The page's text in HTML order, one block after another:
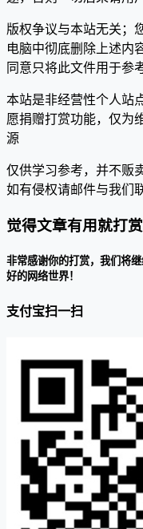
版权争议与本站无关；
电脑中彻底删除上述内
同意只将此文件用于参
本站是非经营性个人站
愿捐赠打赏功能，仅为
源
仅供学习参考，并不贩
如有侵权请邮件与我们
觉得文章有用就打
非常感谢你的打赏，我们将
好的网络世界！
支付宝扫一扫